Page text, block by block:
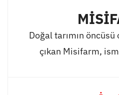
Doğal tarımın
çıkan Misifarm,